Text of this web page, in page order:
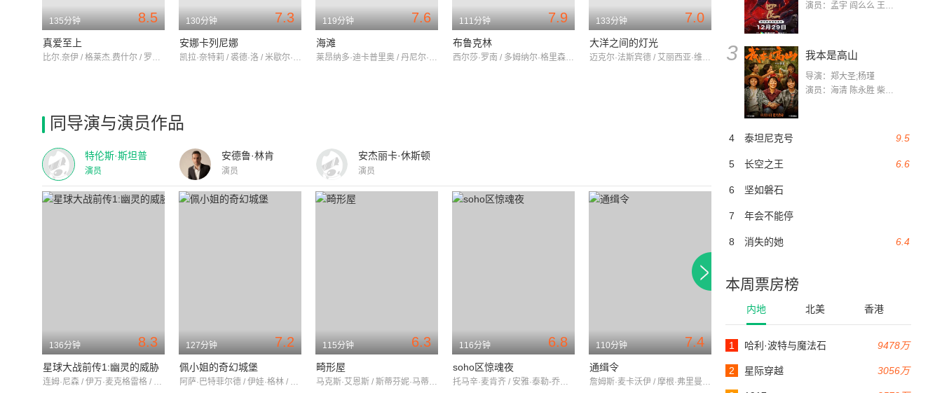
演员：孟宇 阎么么 王凯 郭政建 阎萌萌 杨默 高枫 齐斯伽 刘芊含 马程
3 我本是高山
导演：郑大圣;杨瑾
演员：海清 陈永胜 柴烨 王玥婷 万国鹏 美朵达瓦 赵瑞婷 罗解艳 郭莉娜 潘家艳
9.5
4 泰坦尼克号
6.6
5 长空之王
6 坚如磐石
7 年会不能停
6.4
8 消失的她
本周票房榜
内地 北美 香港
9478万
1 哈利·波特与魔法石
3056万
2 星际穿越
8.5
135分钟
真爱至上
比尔.奈伊 / 格莱杰.费什尔 / 罗里.麦克格莱格
7.3
130分钟
安娜卡列尼娜
凯拉·奈特莉 / 裘德·洛 / 米歇尔·道克瑞
7.6
119分钟
海滩
莱昂纳多·迪卡普里奥 / 丹尼尔·约克 / 维吉妮·拉朵嫣
7.9
111分钟
布鲁克林
西尔莎·罗南 / 多姆纳尔·格里森 / 艾莫里·科恩
7.0
133分钟
大洋之间的灯光
迈克尔·法斯宾德 / 艾丽西亚·维坎德 / 蕾切尔·薇兹
同导演与演员作品
特伦斯·斯坦普
演员
安德鲁·林肯
演员
安杰丽卡·休斯顿
演员
8.3
136分钟
星球大战前传1:幽灵的威胁
连姆·尼森 / 伊万·麦克格雷格 / 娜塔莉·波特曼
7.2
127分钟
佩小姐的奇幻城堡
阿萨·巴特菲尔德 / 伊娃·格林 / 塞缪尔·杰克逊
6.3
115分钟
畸形屋
马克斯·艾恩斯 / 斯蒂芬妮·马蒂尼 / 格伦·克洛斯
6.8
116分钟
soho区惊魂夜
托马辛·麦肯齐 / 安雅·泰勒-乔伊 / 马特·史密斯
7.4
110分钟
通缉令
詹姆斯·麦卡沃伊 / 摩根·弗里曼 / 安吉丽娜·朱莉
6.8
110分钟
糊涂侦探
121分钟
行动目标希特勒